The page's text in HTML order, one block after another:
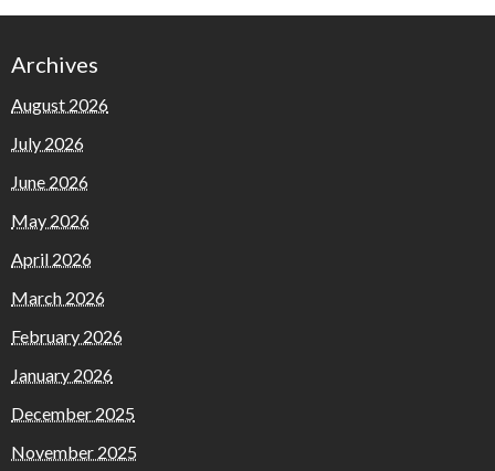
Archives
August 2026
July 2026
June 2026
May 2026
April 2026
March 2026
February 2026
January 2026
December 2025
November 2025